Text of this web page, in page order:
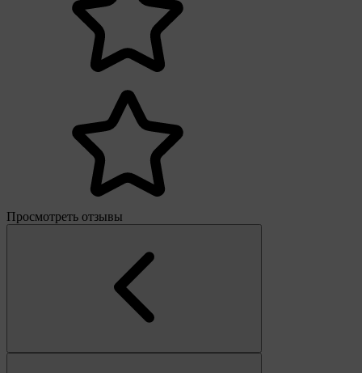
Просмотреть отзывы